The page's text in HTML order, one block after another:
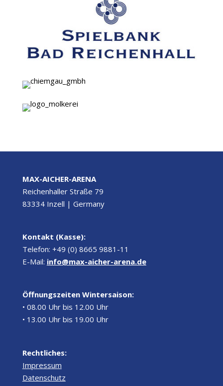
MAX-AICHER-ARENA
Reichenhaller Straße 79
83334 Inzell | Germany
Kontakt (Kasse):
Telefon: +49 (0) 8665 9881-11
E-Mail: info@max-aicher-arena.de
Öffnungszeiten Wintersaison:
• 08.00 Uhr bis 12.00 Uhr
• 13.00 Uhr bis 19.00 Uhr
Rechtliches:
Impressum
Datenschutz